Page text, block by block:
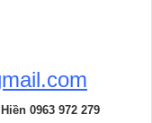
0963 972 279